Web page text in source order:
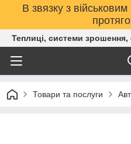
В звязку з
Теплиці, системи
Товари та послуги